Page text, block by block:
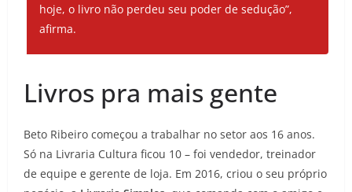
hoje, o livro não perdeu seu poder de sedução”,
afirma.
Livros pra mais gente
Beto Ribeiro começou a trabalhar no setor aos 16 anos.
Só na Livraria Cultura ficou 10 – foi vendedor, treinador
de equipe e gerente de loja. Em 2016, criou o seu próprio